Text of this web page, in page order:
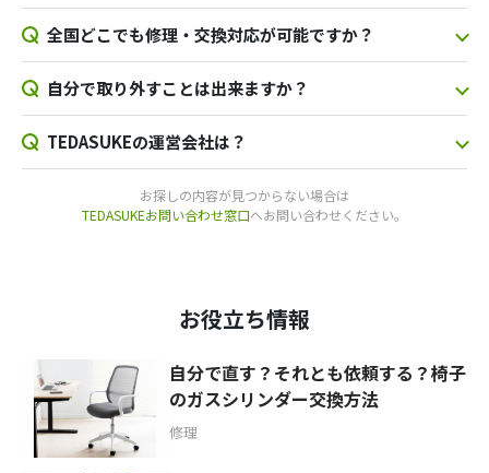
全国どこでも修理・交換対応が可能ですか？
自分で取り外すことは出来ますか？
TEDASUKEの運営会社は？
お探しの内容が見つからない場合は
TEDASUKEお問い合わせ窓口へお問い合わせください。
お役立ち情報
自分で直す？それとも依頼する？椅子
のガスシリンダー交換方法
修理